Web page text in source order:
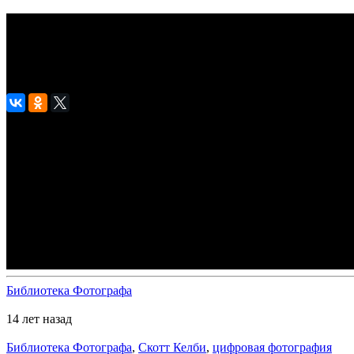
Библиотека Фотографа
14 лет назад
Библиотека Фотографа, Скотт Келби, цифровая фотография